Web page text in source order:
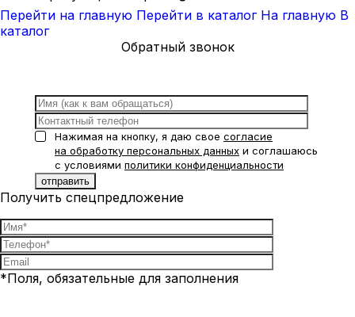
Перейти на главную Перейти в каталог На главную В
каталог
Обратный звонок
Нажимая на кнопку, я даю свое согласие
на обработку персональных данных и соглашаюсь
с условиями политики конфиденциальности
Получить спецпредложение
*Поля, обязательные для заполнения